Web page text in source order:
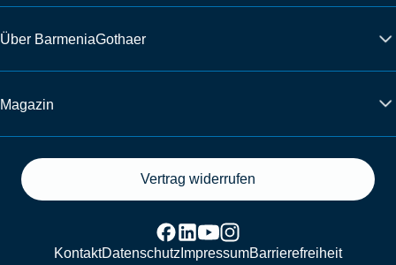
Über BarmeniaGothaer
Magazin
Vertrag widerrufen
KontaktDatenschutz ImpressumBarrierefreiheit